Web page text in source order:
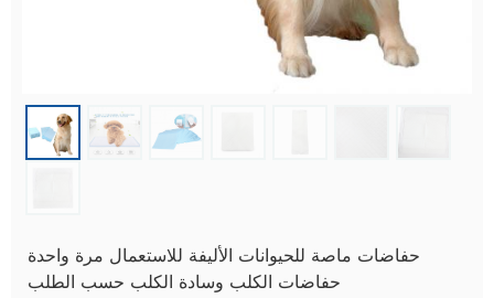
حفاضات ماصة للحيوانات الأليفة للاستعمال مرة واحدة
حفاضات الكلب وسادة الكلب حسب الطلب